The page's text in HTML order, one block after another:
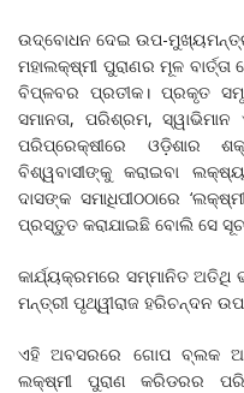
ଉଦ୍‌ବୋଧନ ଦେଇ ଉପ-
ମହାଲକ୍ଷ୍ମୀ ପୁରାଣର ମୂଳ ବାର୍ତ୍ତା
ବିପ୍ଳବର ପ୍ରତୀକ। ପ୍ରକୃତ
ସମାନତା, ପରିଶ୍ରମ,
ପରିପ୍ରେକ୍ଷୀରେ ଓଡ଼ିଶାର
ବିଶ୍ୱବାସୀଙ୍କୁ କରାଇବା
ଦାସଙ୍କ ସମାଧିପୀଠଠାରେ
ପ୍ରସ୍ତୁତ କରାଯାଇଛି ବୋଲି ସେ
କାର୍ଯ୍ୟକ୍ରମରେ ସମ୍ମାନିତ ଅତିଥି
ମନ୍ତ୍ରୀ ପୃଥ୍ୱୀରାଜ ହରିଚନ୍ଦନ
ଏହି ଅବସରରେ ଗୋପ ବ୍ଲକ
ଲକ୍ଷ୍ମୀ ପୁରାଣ କରିଡରର